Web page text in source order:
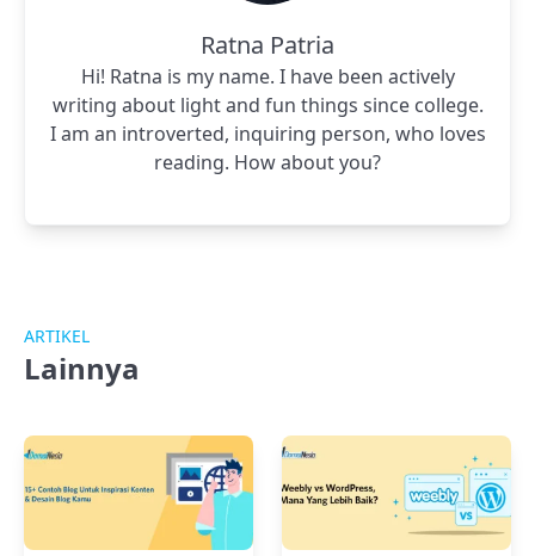
Ratna Patria
Hi! Ratna is my name. I have been actively
writing about light and fun things since college.
I am an introverted, inquiring person, who loves
reading. How about you?
ARTIKEL
Lainnya